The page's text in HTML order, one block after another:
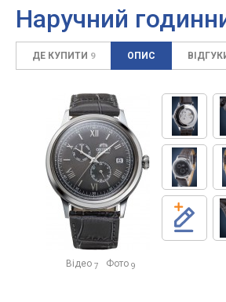
Наручний
ДЕ КУПИТИ 9 ОПИС
Відео 7 Фото 9